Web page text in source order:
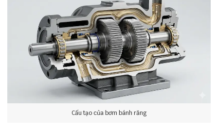
Cấu tạo của bơm bánh răng